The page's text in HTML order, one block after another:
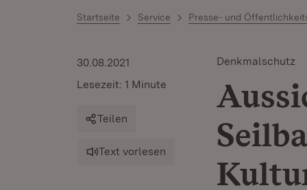
Startseite Service Presse- und
Denkmalschutz
30.08.2021
Lesezeit: 1 Minute
Teilen
Text vorlesen